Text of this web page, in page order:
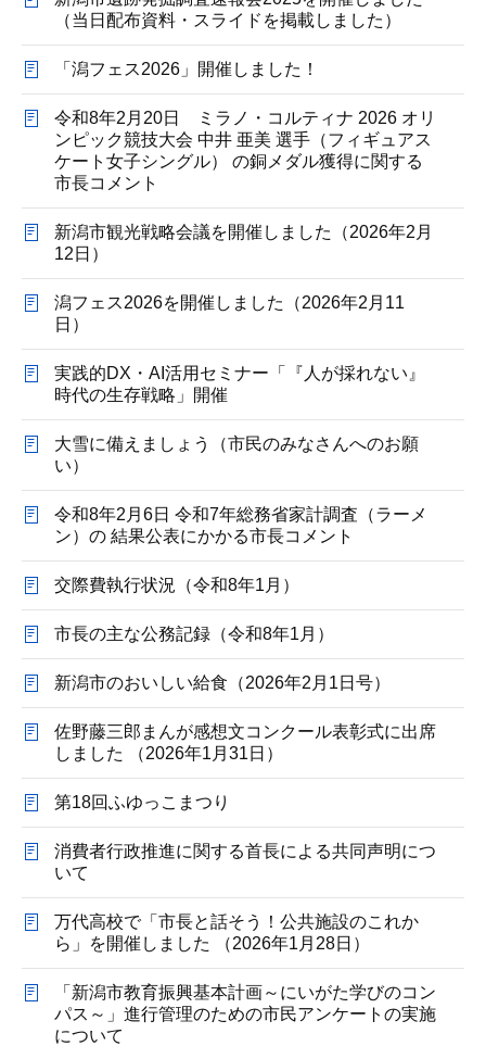
（当日配布資料・スライドを掲載しました）
「潟フェス2026」開催しました！
令和8年2月20日 ミラノ・コルティナ 2026 オリ
ンピック競技大会 中井 亜美 選手（フィギュアス
ケート女子シングル） の銅メダル獲得に関する
市長コメント
新潟市観光戦略会議を開催しました（2026年2月
12日）
潟フェス2026を開催しました（2026年2月11
日）
実践的DX・AI活用セミナー「『人が採れない』
時代の生存戦略」開催
大雪に備えましょう（市民のみなさんへのお願
い）
令和8年2月6日 令和7年総務省家計調査（ラーメ
ン）の 結果公表にかかる市長コメント
交際費執行状況（令和8年1月）
市長の主な公務記録（令和8年1月）
新潟市のおいしい給食（2026年2月1日号）
佐野藤三郎まんが感想文コンクール表彰式に出席
しました （2026年1月31日）
第18回ふゆっこまつり
消費者行政推進に関する首長による共同声明につ
いて
万代高校で「市長と話そう！公共施設のこれか
ら」を開催しました （2026年1月28日）
「新潟市教育振興基本計画～にいがた学びのコン
パス～」進行管理のための市民アンケートの実施
について